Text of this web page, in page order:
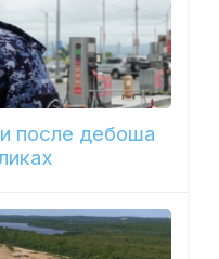
после дебоша